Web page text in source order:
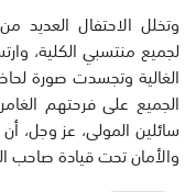
وتخلل الاحتفال العديد
لجميع منتسبي الكلية،
الغالية وتجسدت صورة
الجميع على فرحتهم
سائلين المولى، عز وجل، أن
والأمان تحت قيادة صاحب